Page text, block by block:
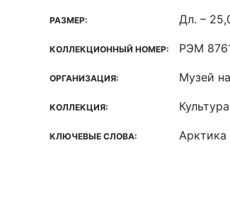
РАЗМЕР: Дл. –
КОЛЛЕКЦИОННЫЙ НОМЕР: РЭМ
ОРГАНИЗАЦИЯ: Музей
КОЛЛЕКЦИЯ:
КЛЮЧЕВЫЕ СЛОВА: Арктика